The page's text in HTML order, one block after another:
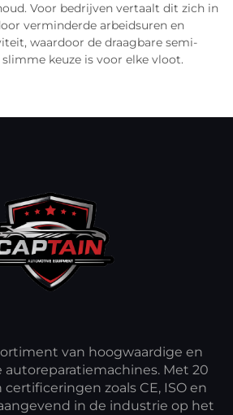
Voor bedrijven vertaalt dit zich in
verminderde arbeidsuren en
waardoor de draagbare semi-
keuze is voor elke vloot.
van hoogwaardige en
autoreparatiemachines. Met 20
zoals CE, ISO en
in de industrie op het